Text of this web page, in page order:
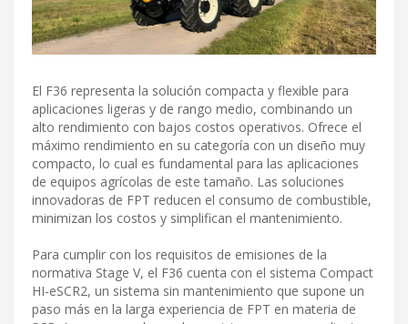
El F36 representa la solución compacta y flexible para
aplicaciones ligeras y de rango medio, combinando un
alto rendimiento con bajos costos operativos. Ofrece el
máximo rendimiento en su categoría con un diseño muy
compacto, lo cual es fundamental para las aplicaciones
de equipos agrícolas de este tamaño. Las soluciones
innovadoras de FPT reducen el consumo de combustible,
minimizan los costos y simplifican el mantenimiento.
Para cumplir con los requisitos de emisiones de la
normativa Stage V, el F36 cuenta con el sistema Compact
HI-eSCR2, un sistema sin mantenimiento que supone un
paso más en la larga experiencia de FPT en materia de